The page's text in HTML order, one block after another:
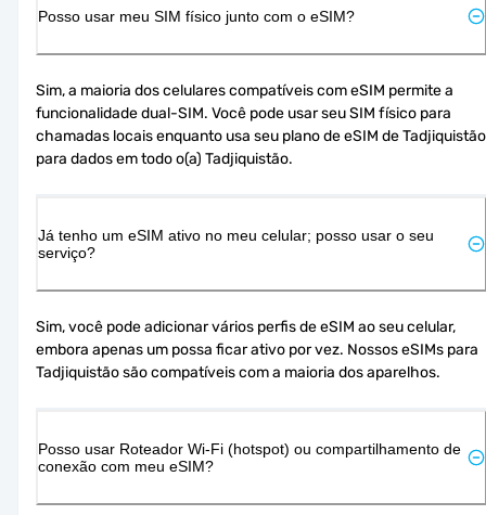
Posso usar meu SIM físico junto com o eSIM?
Sim, a maioria dos celulares compatíveis com eSIM permite a
funcionalidade dual-SIM. Você pode usar seu SIM físico para
chamadas locais enquanto usa seu plano de eSIM de Tadjiquistão
para dados em todo o(a) Tadjiquistão.
Já tenho um eSIM ativo no meu celular; posso usar o seu
serviço?
Sim, você pode adicionar vários perfis de eSIM ao seu celular,
embora apenas um possa ficar ativo por vez. Nossos eSIMs para
Tadjiquistão são compatíveis com a maioria dos aparelhos.
Posso usar Roteador Wi-Fi (hotspot) ou compartilhamento de
conexão com meu eSIM?